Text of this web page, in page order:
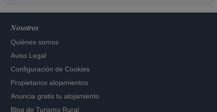
Nosotros
Quiénes somos
Aviso Legal
Configuración de Cookies
Propietarios alojamientos
Anuncia gratis tu alojamiento
Blog de Turismo Rural